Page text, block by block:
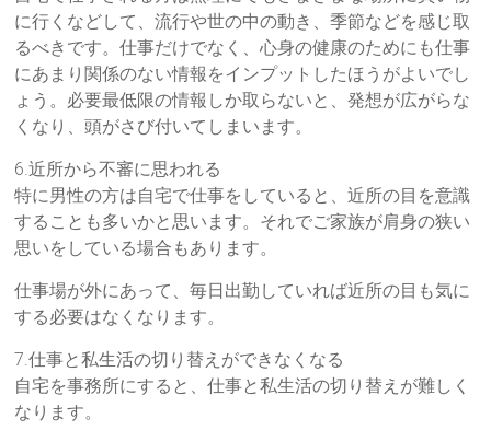
に行くなどして、流行や世の中の動き、季節などを感じ取
るべきです。仕事だけでなく、心身の健康のためにも仕事
にあまり関係のない情報をインプットしたほうがよいでし
ょう。必要最低限の情報しか取らないと、発想が広がらな
くなり、頭がさび付いてしまいます。
6.近所から不審に思われる
特に男性の方は自宅で仕事をしていると、近所の目を意識
することも多いかと思います。それでご家族が肩身の狭い
思いをしている場合もあります。
仕事場が外にあって、毎日出勤していれば近所の目も気に
する必要はなくなります。
7.仕事と私生活の切り替えができなくなる
自宅を事務所にすると、仕事と私生活の切り替えが難しく
なります。